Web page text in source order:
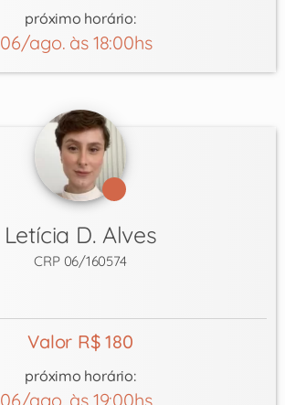
próximo horário:
06/ago. às 18:00hs
Letícia D. Alves
CRP 06/160574
Valor R$ 180
próximo horário:
06/ago. às 19:00hs